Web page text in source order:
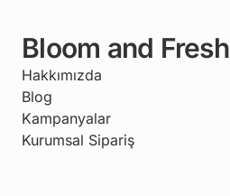
Bloom and Fresh
Hakkımızda
Blog
Kampanyalar
Kurumsal Sipariş